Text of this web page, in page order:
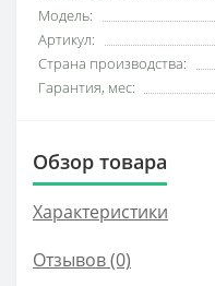
Модель:
Артикул:
Страна производства:
Гарантия, мес:
Обзор товара
Характеристики
Отзывов (0)